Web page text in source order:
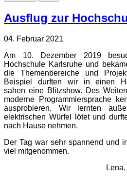
Ausflug zur
04. Februar 2021
Am 10. Dezember 2019
Hochschule Karlsruhe und
die Themenbereiche und
Beispiel durften wir in einen
sahen eine Blitzshow. Des
moderne Programmiersprache
ausprobieren. Wir lernten
elektrischen Würfel lötet und
nach Hause nehmen.
Der Tag war sehr spannend und
viel mitgenommen.